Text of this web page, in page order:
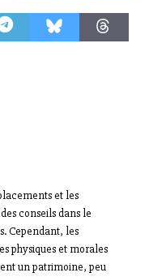
et les
conseils dans le
Cependant, les
physiques et morales
un patrimoine, peu